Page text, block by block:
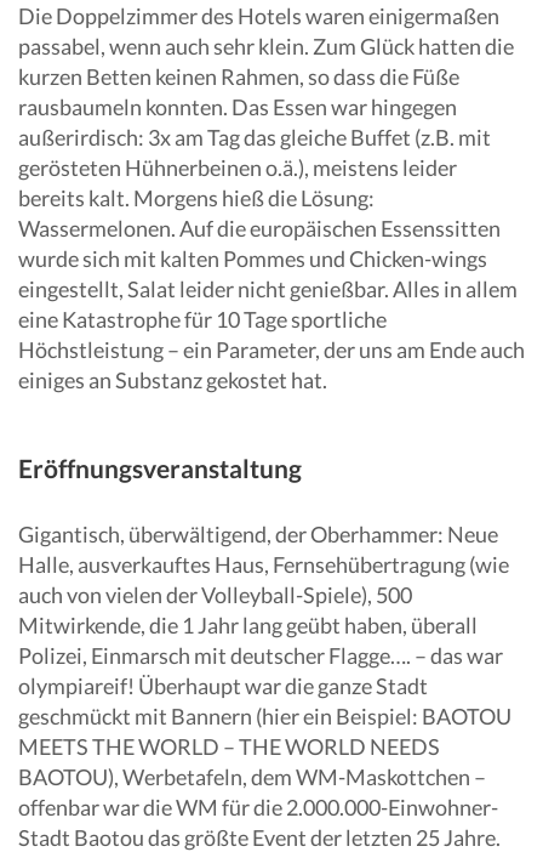
Die Doppelzimmer des Hotels waren einigermaßen
passabel, wenn auch sehr klein. Zum Glück hatten die
kurzen Betten keinen Rahmen, so dass die Füße
rausbaumeln konnten. Das Essen war hingegen
außerirdisch: 3x am Tag das gleiche Buffet (z.B. mit
gerösteten Hühnerbeinen o.ä.), meistens leider
bereits kalt. Morgens hieß die Lösung:
Wassermelonen. Auf die europäischen Essenssitten
wurde sich mit kalten Pommes und Chicken-wings
eingestellt, Salat leider nicht genießbar. Alles in allem
eine Katastrophe für 10 Tage sportliche
Höchstleistung – ein Parameter, der uns am Ende auch
einiges an Substanz gekostet hat.
Eröffnungsveranstaltung
Gigantisch, überwältigend, der Oberhammer: Neue
Halle, ausverkauftes Haus, Fernsehübertragung (wie
auch von vielen der Volleyball-Spiele), 500
Mitwirkende, die 1 Jahr lang geübt haben, überall
Polizei, Einmarsch mit deutscher Flagge…. – das war
olympiareif! Überhaupt war die ganze Stadt
geschmückt mit Bannern (hier ein Beispiel: BAOTOU
MEETS THE WORLD – THE WORLD NEEDS
BAOTOU), Werbetafeln, dem WM-Maskottchen –
offenbar war die WM für die 2.000.000-Einwohner-
Stadt Baotou das größte Event der letzten 25 Jahre.